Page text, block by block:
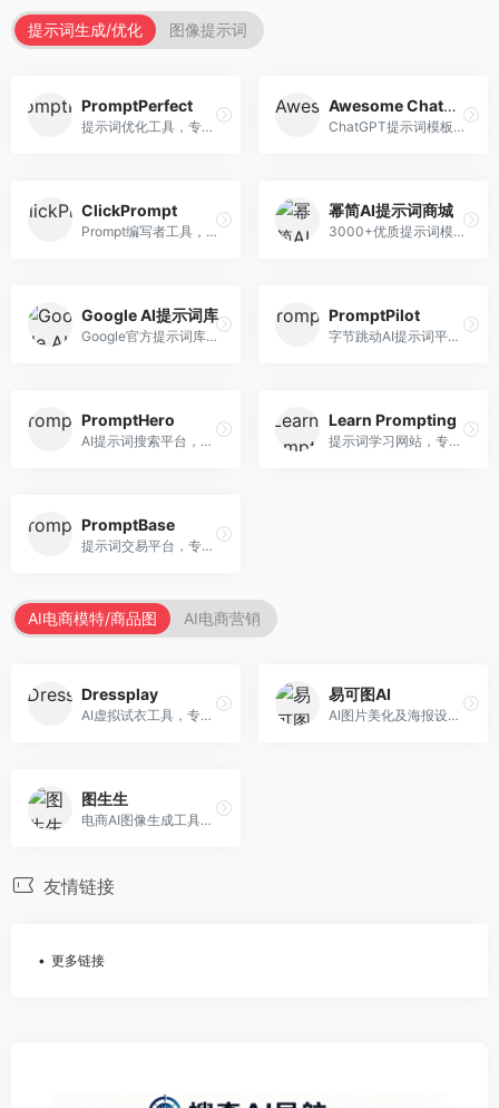
提示词生成/优化 图像提示词
PromptPerfect
提示词优化工具，专注于提示词质量提升。面向AI用户，提供提示词优化、效果测试、版本对比等服务，提示词优化专业。
Awesome ChatGPT Prompts
ChatGPT提示词模板库，专注于实用提示词收集。面向ChatGPT用户，提供提示词模板、使用场景、效果展示等资源，模板实用性强。
ClickPrompt
Prompt编写者工具，专注于提示词创作辅助。面向提示词创作者，提供提示词编辑、测试、分享等服务，创作工具完善。
幂简AI提示词商城
3000+优质提示词模板平台，专注于中文提示词。面向中文AI用户，提供提示词模板、分类检索、一键使用等服务，中文提示词丰富。
Google AI提示词库
Google官方提示词库，专注于Gemini模型优化。面向开发者，提供官方提示词指南、最佳实践、示例代码等资源，权威性强。
PromptPilot
字节跳动AI提示词平台，专注于提示词优化与管理。面向AI用户，提供提示词优化、效果测试、团队协作等服务，企业级功能完善。
PromptHero
AI提示词搜索平台，整合多种AI工具提示词资源。面向AI创作者，提供提示词搜索、模板库、社区分享等服务，提示词资源丰富。
Learn Prompting
提示词学习网站，专注于提示词工程教育。面向AI学习者，提供提示词教程、最佳实践、案例研究等资源，教学内容系统。
PromptBase
提示词交易平台，专注于高质量提示词买卖。面向AI创作者，提供提示词交易、模板购买、创作者收益等服务，提示词质量高。
AI电商模特/商品图 AI电商营销
Dressplay
AI虚拟试衣工具，专注于服装电商体验。面向服装电商，提供虚拟试穿、尺码推荐、穿搭建议等服务，试衣体验真实。
易可图AI
AI图片美化及海报设计平台，专注于电商视觉设计。面向电商卖家，提供图片美化、海报设计、营销素材等服务，设计效率高。
图生生
电商AI图像生成工具，专注于商品图创作。面向电商卖家，提供商品图生成、背景替换、批量处理等服务，商品图质量高。
友情链接
更多链接